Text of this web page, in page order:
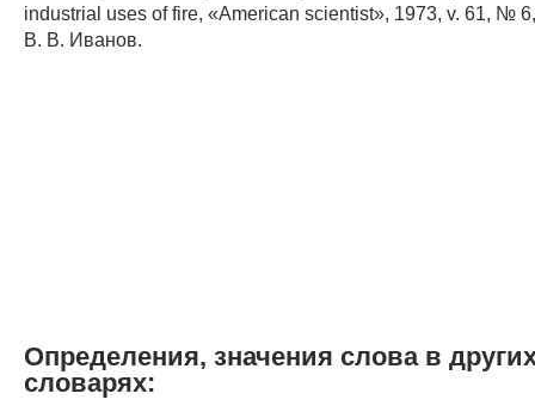
industrial uses of fire, «American scientist», 1973, v. 61, №
В. В. Иванов.
Определения, значения слова в
словарях: